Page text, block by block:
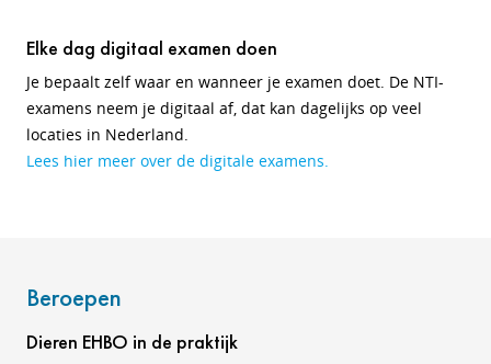
Elke dag digitaal examen doen
Je bepaalt zelf waar en wanneer je examen doet. De NTI-
examens neem je digitaal af, dat kan dagelijks op veel
locaties in Nederland.
Lees hier meer over de digitale examens.
Beroepen
Dieren EHBO in de praktijk